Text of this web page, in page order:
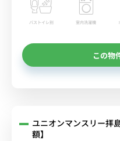
バストイレ別 室内洗濯機
この物
ユニオンマンスリー拝
額】